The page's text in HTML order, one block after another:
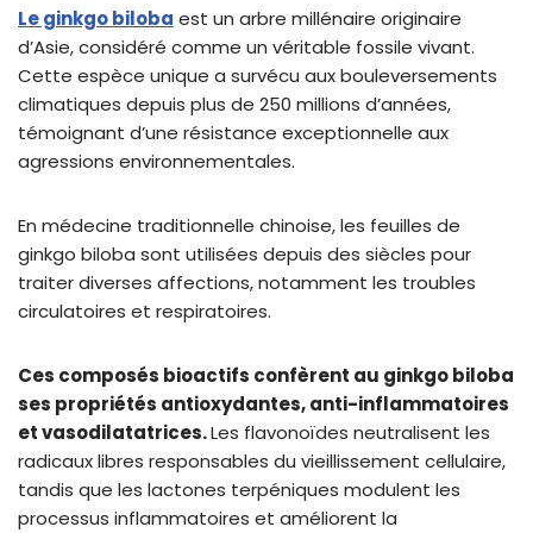
Le ginkgo biloba est un arbre millénaire originaire
d’Asie, considéré comme un véritable fossile vivant.
Cette espèce unique a survécu aux bouleversements
climatiques depuis plus de 250 millions d’années,
témoignant d’une résistance exceptionnelle aux
agressions environnementales.
En médecine traditionnelle chinoise, les feuilles de
ginkgo biloba sont utilisées depuis des siècles pour
traiter diverses affections, notamment les troubles
circulatoires et respiratoires.
Ces composés bioactifs confèrent au ginkgo biloba
ses propriétés antioxydantes, anti-inflammatoires
et vasodilatatrices.Les flavonoïdes neutralisent les
radicaux libres responsables du vieillissement cellulaire,
tandis que les lactones terpéniques modulent les
processus inflammatoires et améliorent la